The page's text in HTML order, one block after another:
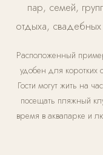
пар, семей,
отдыха, свадебных
Расположенный
удобен для коротких
Гости могут жить на
посещать пляжный
время в аквапарке и